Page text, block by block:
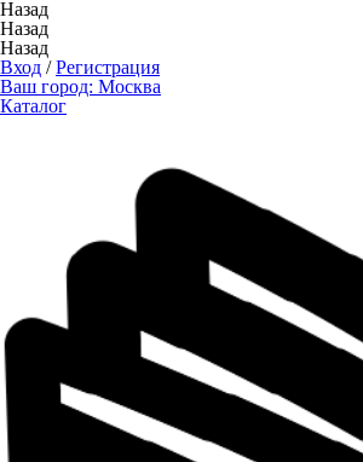
Назад
Назад
Назад
Вход /Регистрация
Ваш город: Москва
Каталог